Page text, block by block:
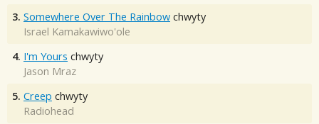
3. Somewhere Over The Rainbow chwyty
Israel Kamakawiwo'ole
4. I'm Yours chwyty
Jason Mraz
5. Creep chwyty
Radiohead